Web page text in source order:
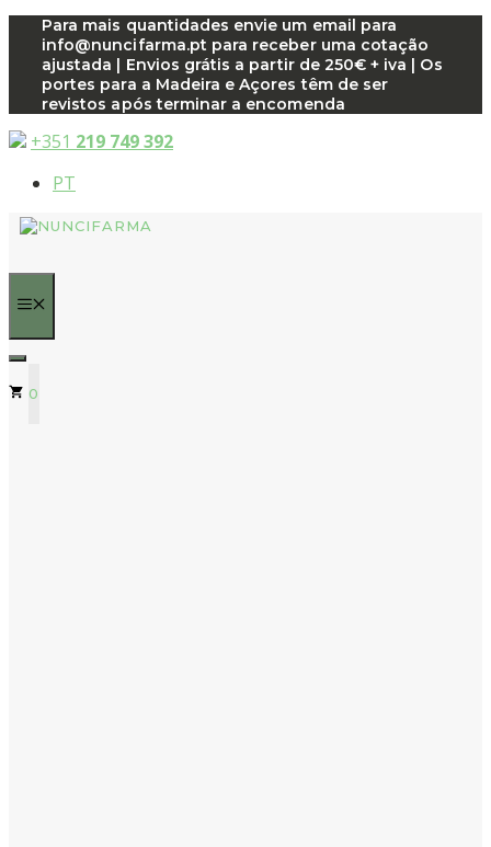
Saltar
para
conteúdo
Para mais quantidades envie um email para
info@nuncifarma.pt para receber uma cotação
ajustada | Envios grátis a partir de 250€ + iva | Os
portes para a Madeira e Açores têm de ser
revistos após terminar a encomenda
+351 219 749 392
PT
0